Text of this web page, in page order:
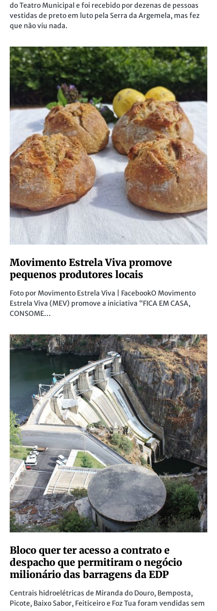
do Teatro Municipal e foi recebido por dezenas de pessoas
vestidas de preto em luto pela Serra da Argemela, mas fez
que não viu nada.
Movimento Estrela Viva promove
pequenos produtores locais
Foto por Movimento Estrela Viva | FacebookO Movimento
Estrela Viva (MEV) promove a iniciativa “FICA EM CASA,
CONSOME…
Bloco quer ter acesso a contrato e
despacho que permitiram o negócio
milionário das barragens da EDP
Centrais hidroelétricas de Miranda do Douro, Bemposta,
Picote, Baixo Sabor, Feiticeiro e Foz Tua foram vendidas sem